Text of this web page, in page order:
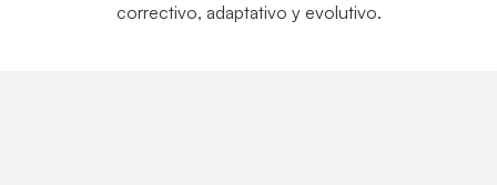
correctivo, adaptativo y evolutivo.